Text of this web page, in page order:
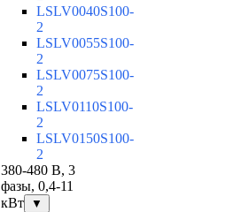
LSLV0040S100-
2
LSLV0055S100-
2
LSLV0075S100-
2
LSLV0110S100-
2
LSLV0150S100-
2
380-480 В, 3
фазы, 0,4-11
кВт
▼